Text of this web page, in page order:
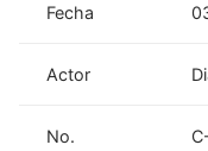
Fecha
Actor
No.